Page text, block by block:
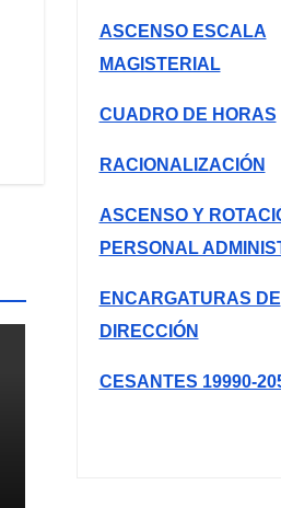
ASCENSO ESCALA
MAGISTERIAL
CUADRO DE HORAS
RACIONALIZACIÓN
ASCENSO Y
PERSONAL
ENCARGATURAS DE
DIRECCIÓN
CESANTES 19990-